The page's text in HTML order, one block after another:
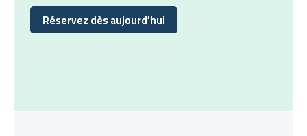
Réservez dès aujourd’hui
Réservez dès aujourd’hui